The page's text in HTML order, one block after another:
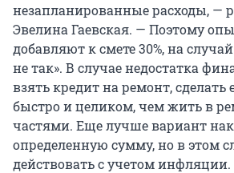
незапланированные расходы, —
Эвелина Гаевская. — Поэтому
добавляют к смете 30%, на
не так». В случае недостатка
взять кредит на ремонт,
быстро и целиком, чем жить в
частями. Еще лучше вариант
определенную сумму, но в этом
действовать с учетом инфляции.